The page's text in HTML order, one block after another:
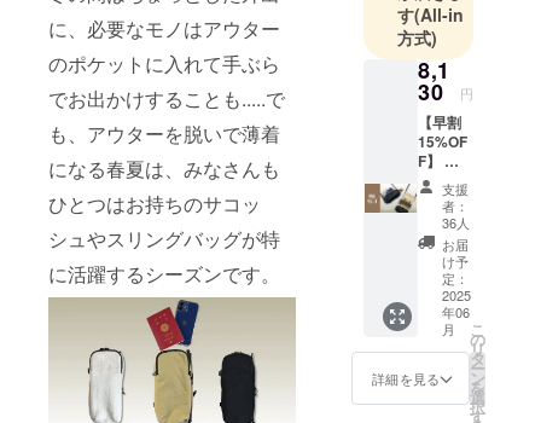
に、必要なモノはアウター
のポケットに入れて手ぶら
でお出かけすることも.....で
も、アウターを脱いで薄着
になる春夏は、みなさんも
ひとつはお持ちのサコッ
シュやスリングバッグが特
に活躍するシーズンです。
しい」独自
の機能を何
かひとつプ
ラスしたモ
ノづくりを
目指すとい
う意味を込
めていま
す。
piunoは、少
人数のチー
ムですが、
これまでに
いくつかの
バッグ製品
のプロジェ
す(All-in
方式)
8,1
30 円
【早割
15%OF
F】 完
成した
「BOTT
IN」1つ
をお届
けしま
す。 ・
カラー
選択が
可能で
す。 一
般販売
予定価
格
支援
者：
36人
お届
け予
定：
2025
年06
月
詳細を見る
こ
の
リ
タ
ー
ン
を
選
択
す